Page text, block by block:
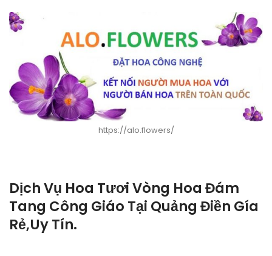
https://alo.flowers/
Dịch Vụ Hoa Tươi Vòng Hoa Đám
Tang Công Giáo Tại Quảng Điền Gía
Rẻ,Uy Tín.